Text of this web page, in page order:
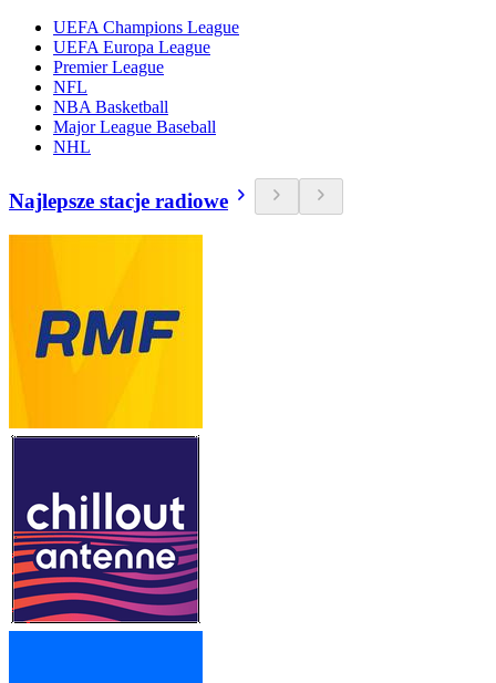
UEFA Champions League
UEFA Europa League
Premier League
NFL
NBA Basketball
Major League Baseball
NHL
Najlepsze stacje radiowe